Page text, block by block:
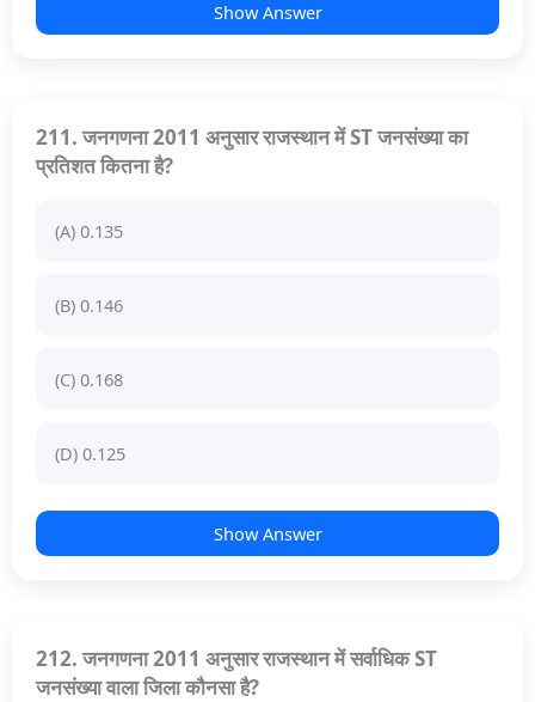
Show Answer
211. जनगणना 2011 अनुसार राजस्थान में ST जनसंख्या का
प्रतिशत कितना है?
(A) 0.135
(B) 0.146
(C) 0.168
(D) 0.125
Show Answer
212. जनगणना 2011 अनुसार राजस्थान में सर्वाधिक ST
जनसंख्या वाला जिला कौनसा है?